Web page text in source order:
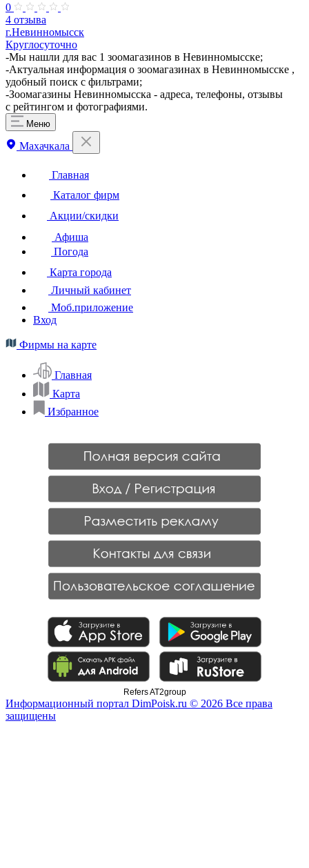
0
4 отзыва
г.Невинномысск
Круглосуточно
-Мы нашли для вас 1 зоомагазинов в Невинномысске;
-Актуальная информация о зоомагазинах в Невинномысске ,
удобный поиск с фильтрами;
-Зоомагазины Невинномысска - адреса, телефоны, отзывы
с рейтингом и фотографиями.
Меню
Махачкала
Главная
Каталог фирм
Акции/скидки
Афиша
Погода
Карта города
Личный кабинет
Моб.приложение
Вход
Фирмы на карте
Главная
Карта
Избранное
Refers AT2group
Информационный портал DimPoisk.ru © 2026 Все права
защищены